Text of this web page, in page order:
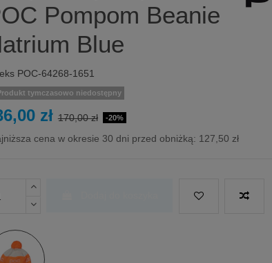
Pompom Beanie
Blue
POC-64268-1651
tymczasowo niedostępny
zł 170,00 zł -20%
cena w okresie 30 dni przed obniżką: 127,50 zł